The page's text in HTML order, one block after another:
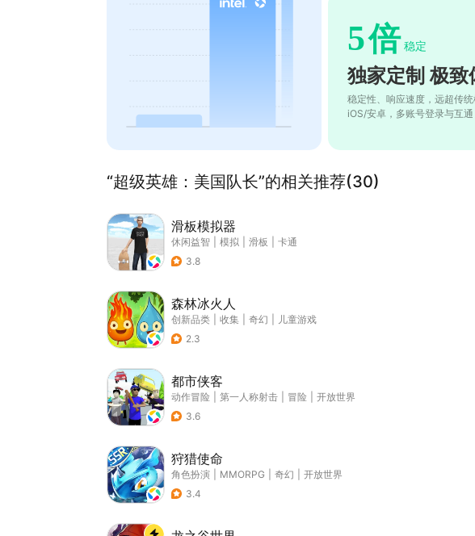
5倍 稳定
独家定制 极致
稳定性、响应速度，远超传
iOS/安卓，多账号登录与互通
“超级英雄：美国队长”的相关推荐(30)
滑板模拟器
休闲益智 模拟 滑板
卡通
3.8
森林冰火人
创新品类 收集 奇幻
儿童游戏
2.3
都市侠客
动作冒险 第一人称射击 冒险
开放世界
3.6
狩猎使命
角色扮演 MMORPG 奇幻
开放世界
3.4